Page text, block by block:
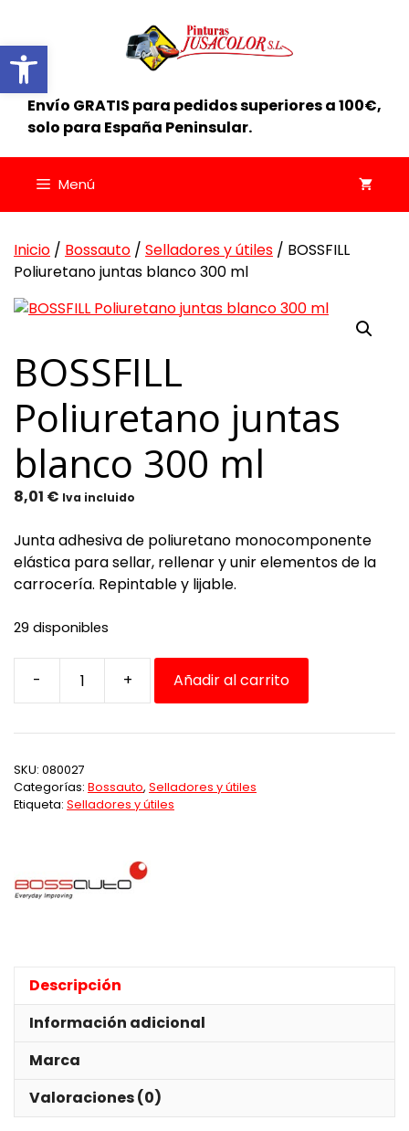
Abrir barra de herramientas
contenido
Envío GRATIS para pedidos superiores a 100€,
solo para España Peninsular.
Menú
Inicio / Bossauto / Selladores y útiles / BOSSFILL
Poliuretano juntas blanco 300 ml
BOSSFILL
Poliuretano juntas
blanco 300 ml
8,01 € Iva incluido
Junta adhesiva de poliuretano monocomponente
elástica para sellar, rellenar y unir elementos de la
carrocería. Repintable y lijable.
29 disponibles
-
BOSSFILL
juntas
300
ml
+ Añadir al carrito
SKU: 080027
Categorías: Bossauto, Selladores y útiles
Etiqueta: Selladores y útiles
Descripción
Información adicional
Marca
Valoraciones (0)